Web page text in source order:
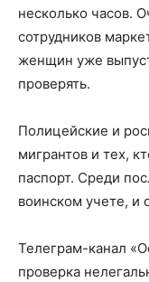
несколько часов.
сотрудников
женщин уже
проверять.
Полицейские и
мигрантов и тех,
паспорт. Среди
воинском учете, и
Телеграм-канал
проверка